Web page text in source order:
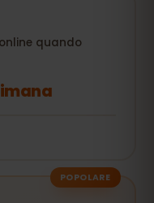
quando
POPOLARE